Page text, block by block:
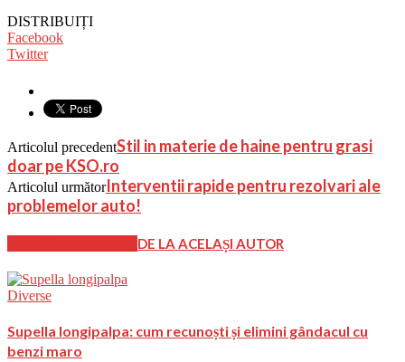
DISTRIBUIȚI
Facebook
Twitter
Articolul precedentStil in materie de haine pentru grasi
doar pe KSO.ro
Articolul următorInterventii rapide pentru rezolvari ale
problemelor auto!
DE LA ACELAȘI AUTOR
Diverse
Supella longipalpa: cum recunoști și elimini gândacul cu
benzi maro